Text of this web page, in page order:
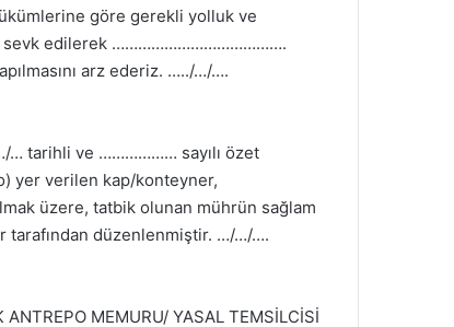
göre gerekli yolluk ve
ile sevk edilerek ………………………………….
arz ederiz. …../…/….
… tarihli ve ……………… sayılı özet
yer verilen kap/konteyner,
üzere, tatbik olunan mührün sağlam
tarafından düzenlenmiştir. …/…/….
MEMURU/ YASAL TEMSİLCİSİ